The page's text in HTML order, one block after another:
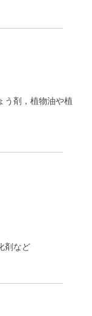
う剤，植物油や植
剤など